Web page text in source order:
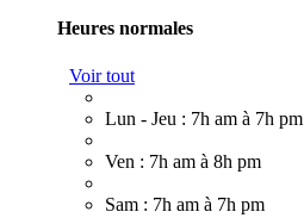
Heures normales
Voir tout
Lun - Jeu : 7h am à 7h pm
Ven : 7h am à 8h pm
Sam : 7h am à 7h pm